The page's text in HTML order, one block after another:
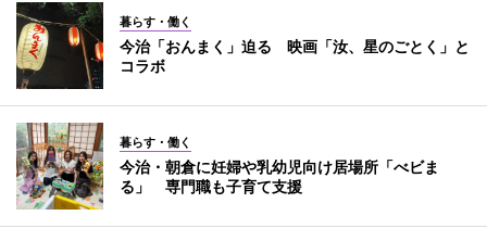
暮らす・働く
今治「おんまく」迫る 映画「汝、星のごとく」と
コラボ
暮らす・働く
今治・朝倉に妊婦や乳幼児向け居場所「べビま
る」 専門職も子育て支援